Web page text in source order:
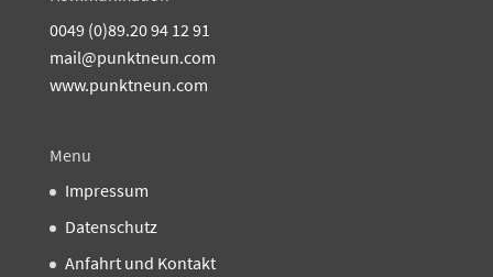
0049 (0)89.20 94 12 91
mail@punktneun.com
www.punktneun.com
Menu
Impressum
Datenschutz
Anfahrt und Kontakt